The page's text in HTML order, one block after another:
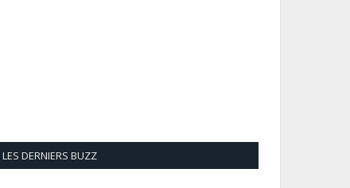
LES DERNIERS BUZZ